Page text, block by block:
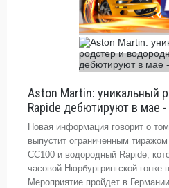
Aston Martin: уникальный
Rapide дебютируют в мае
Новая информация говорит о
выпустит ограниченным
СС100 и водородный Rapide,
часовой Нюрбургрингской гонке
Мероприятие пройдет в